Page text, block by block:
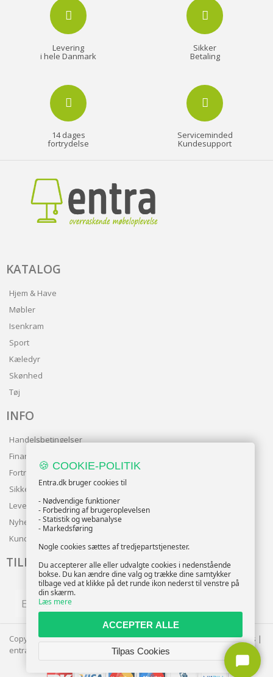
Levering
i hele Danmark
Sikker
Betaling
14 dages
fortrydelse
Serviceminded
Kundesupport
KATALOG
Hjem & Have
Møbler
Isenkram
Sport
Kæledyr
Skønhed
Tøj
INFO
Handelsbetingelser
Finansering
Fortrolighedspolitik
Sikker betaling
Levering
Nyhedsbrev
Kundeservice
TILMELD NYHEDSBREV
Copyright © 2026 | CVR: DK41222093 | Alle rettigheder forbeholdes |
entra.dk
🍪 COOKIE-POLITIK
Entra.dk bruger cookies til
- Nødvendige funktioner
- Forbedring af brugeroplevelsen
- Statistik og webanalyse
- Markedsføring
Nogle cookies sættes af tredjepartstjenester.
Du accepterer alle eller udvalgte cookies i nedenstående
bokse. Du kan ændre dine valg og trække dine samtykker
tilbage ved at klikke på det runde ikon nederst til venstre på
din skærm.
Læs mere
ACCEPTER ALLE
Tilpas Cookies